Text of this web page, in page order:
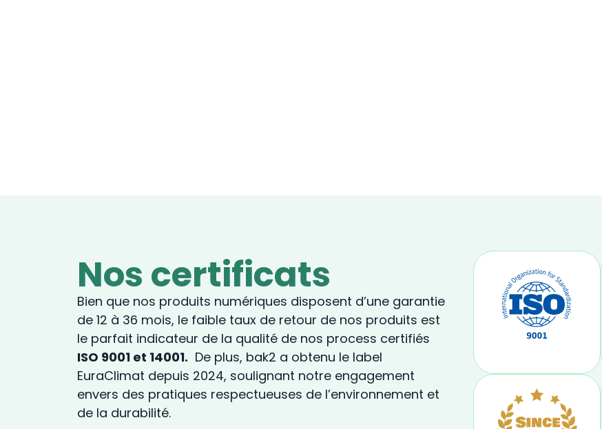
Nos certificats
Bien que nos produits numériques disposent d’une garantie
de 12 à 36 mois, le faible taux de retour de nos produits est
le parfait indicateur de la qualité de nos process certifiés
ISO 9001 et 14001. De plus, bak2 a obtenu le label
EuraClimat depuis 2024, soulignant notre engagement
envers des pratiques respectueuses de l’environnement et
de la durabilité.